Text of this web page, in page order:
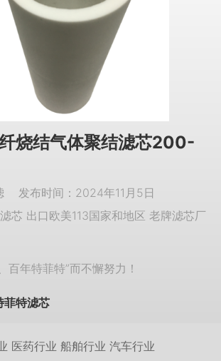
烧结气体聚结滤芯200-
发布时间：2024年11月5日
芯 出口欧美113国家和地区 老牌滤芯厂
百年特菲特”而不懈努力！
菲特滤芯
医药行业 船舶行业 汽车行业